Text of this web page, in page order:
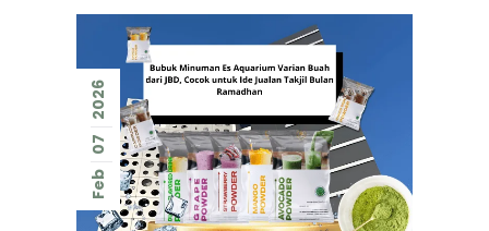
Feb
07
2026